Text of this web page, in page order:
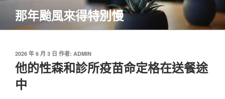
主
那年颱風來得特別慢
發
佈
於
2026 年 6 月 3 日 作者: ADMIN
他的性森和診所疫苗命定格在送餐途
中